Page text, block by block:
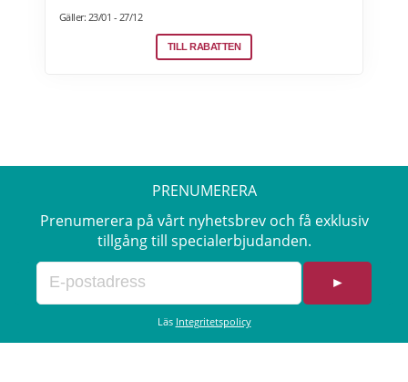
Efter att du klickat på "Till rabatten" får du en
Gäller: 23/01 - 27/12
TILL RABATTEN
PRENUMERERA
Prenumerera på vårt nyhetsbrev och få exklusiv
tillgång till specialerbjudanden.
►
Läs Integritetspolicy